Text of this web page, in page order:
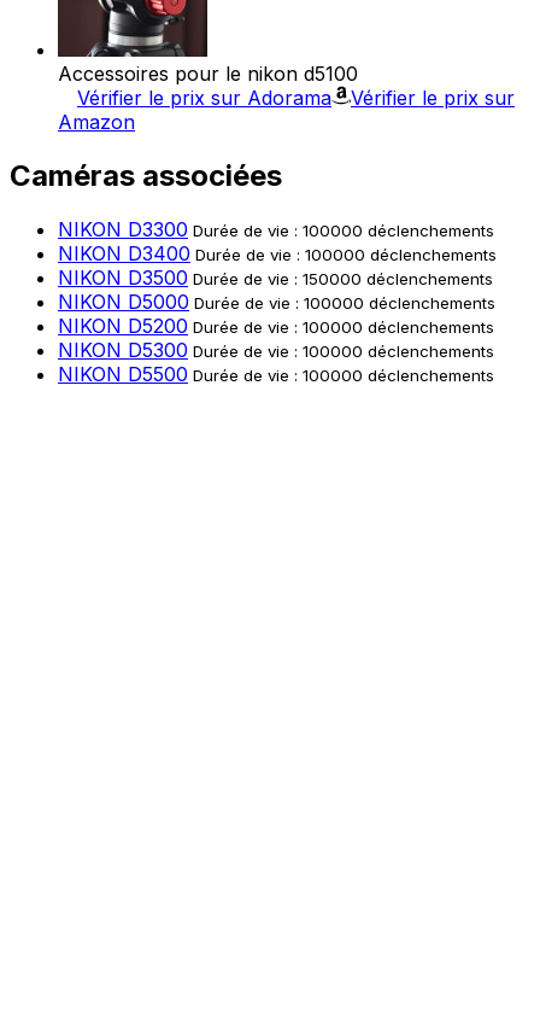
Accessoires pour le nikon d5100
Vérifier le prix sur Adorama
Vérifier le prix sur
Amazon
Caméras associées
NIKON D3300 Durée de vie : 100000 déclenchements
NIKON D3400 Durée de vie : 100000 déclenchements
NIKON D3500 Durée de vie : 150000 déclenchements
NIKON D5000 Durée de vie : 100000 déclenchements
NIKON D5200 Durée de vie : 100000 déclenchements
NIKON D5300 Durée de vie : 100000 déclenchements
NIKON D5500 Durée de vie : 100000 déclenchements